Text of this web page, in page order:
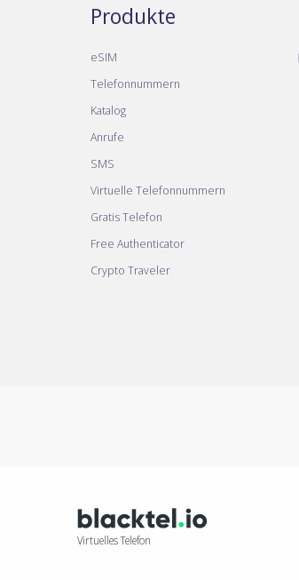
Produkte
eSIM
Telefonnummern
Katalog
Anrufe
SMS
Virtuelle Telefonnummern
Gratis Telefon
Free Authenticator
Crypto Traveler
Virtuelles Telefon